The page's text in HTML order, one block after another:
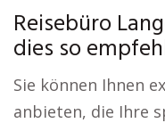
Reisebüro
dies so
Sie können Ihnen
anbieten, die Ihre